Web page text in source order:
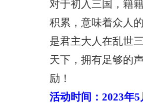
对于初入三国，籍
积累，意味着众人
是君主大人在乱世
天下，拥有足够的
励！
活动时间：2023年